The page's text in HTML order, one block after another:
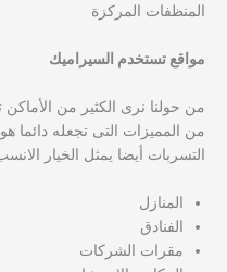
المنظفات المركزة
مواقع تستخدم السيراميك
من حولنا نرى الكثير من
من المميزات التى تجعله دائما
التسربات أيضا يمثل الخيار
المنازل
الفنادق
مقرات الشركات